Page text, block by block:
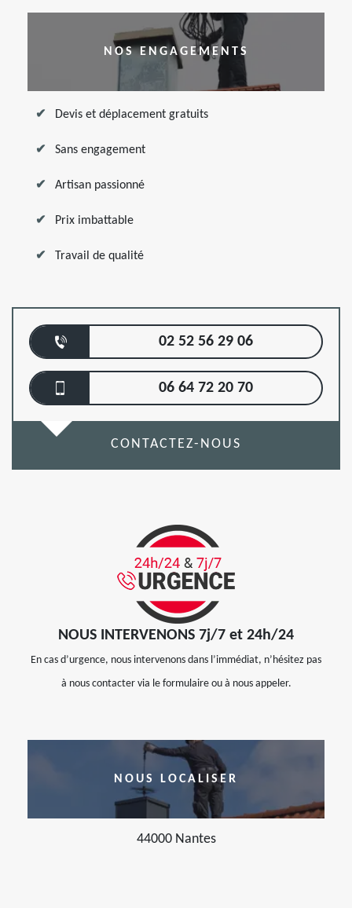
NOS ENGAGEMENTS
Devis et déplacement gratuits
Sans engagement
Artisan passionné
Prix imbattable
Travail de qualité
02 52 56 29 06
06 64 72 20 70
CONTACTEZ-NOUS
NOUS INTERVENONS 7j/7 et 24h/24
En cas d’urgence, nous intervenons dans l’immédiat, n’hésitez pas
à nous contacter via le formulaire ou à nous appeler.
NOUS LOCALISER
44000 Nantes